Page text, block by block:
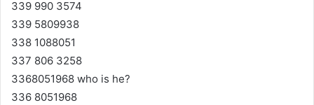
339 990 3574
339 5809938
338 1088051
337 806 3258
3368051968 who is he?
336 8051968